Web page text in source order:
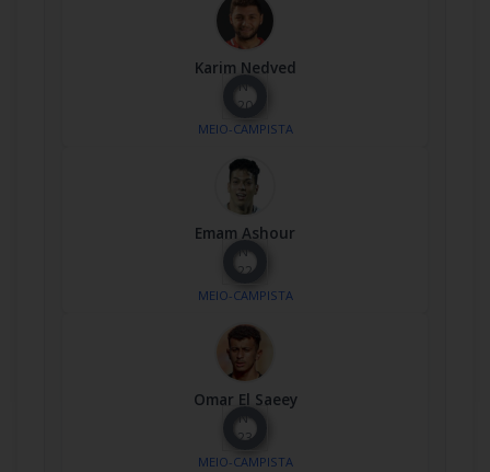
Karim Nedved
Nº
20
MEIO-CAMPISTA
Emam Ashour
Nº
22
MEIO-CAMPISTA
Omar El Saeey
Nº
23
MEIO-CAMPISTA